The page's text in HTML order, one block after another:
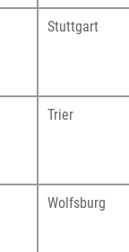
Stuttgart
Trier
Wolfsburg